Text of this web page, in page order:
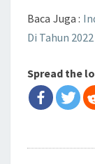
Baca Juga :
Di Tahun 2022
Spread the